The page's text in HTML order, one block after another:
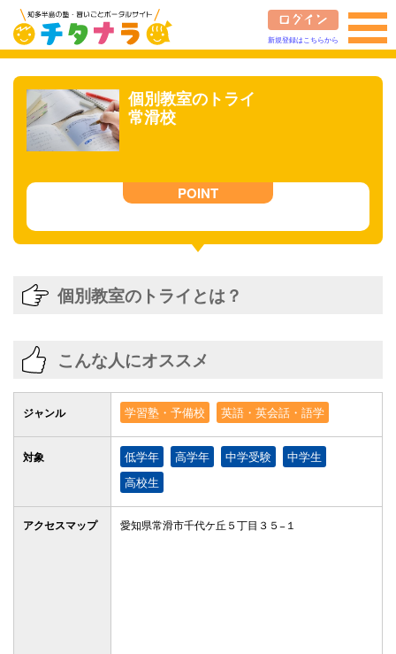
新規登録はこちらから
個別教室のトライ
常滑校
個別教室のトライとは？
こんな人にオススメ
ジャンル 学習塾・予備校 英語・英会話・語学
対象 低学年 高学年 中学受験
中学生
高校生
アクセスマップ 愛知県常滑市千代ケ丘５丁目３５−１